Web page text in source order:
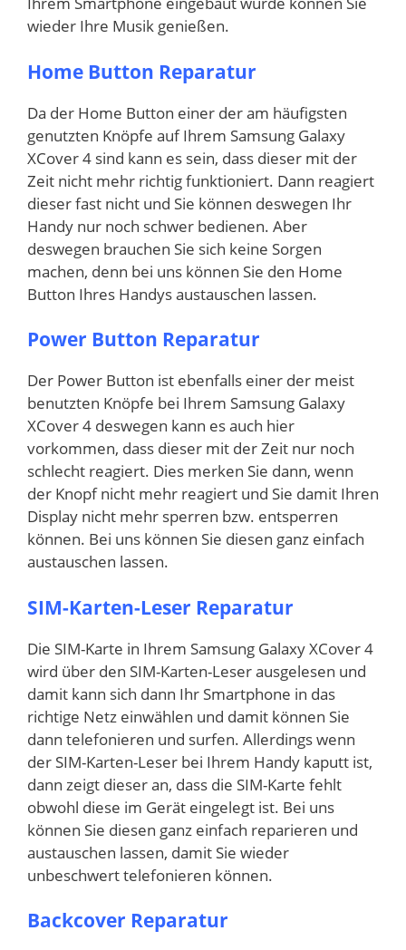
wieder Ihre Musik genießen.
Home Button Reparatur
Da der Home Button einer der am häufigsten
genutzten Knöpfe auf Ihrem Samsung Galaxy
XCover 4 sind kann es sein, dass dieser mit der
Zeit nicht mehr richtig funktioniert. Dann reagiert
dieser fast nicht und Sie können deswegen Ihr
Handy nur noch schwer bedienen. Aber
deswegen brauchen Sie sich keine Sorgen
machen, denn bei uns können Sie den Home
Button Ihres Handys austauschen lassen.
Power Button Reparatur
Der Power Button ist ebenfalls einer der meist
benutzten Knöpfe bei Ihrem Samsung Galaxy
XCover 4 deswegen kann es auch hier
vorkommen, dass dieser mit der Zeit nur noch
schlecht reagiert. Dies merken Sie dann, wenn
der Knopf nicht mehr reagiert und Sie damit Ihren
Display nicht mehr sperren bzw. entsperren
können. Bei uns können Sie diesen ganz einfach
austauschen lassen.
SIM-Karten-Leser Reparatur
Die SIM-Karte in Ihrem Samsung Galaxy XCover 4
wird über den SIM-Karten-Leser ausgelesen und
damit kann sich dann Ihr Smartphone in das
richtige Netz einwählen und damit können Sie
dann telefonieren und surfen. Allerdings wenn
der SIM-Karten-Leser bei Ihrem Handy kaputt ist,
dann zeigt dieser an, dass die SIM-Karte fehlt
obwohl diese im Gerät eingelegt ist. Bei uns
können Sie diesen ganz einfach reparieren und
austauschen lassen, damit Sie wieder
unbeschwert telefonieren können.
Backcover Reparatur